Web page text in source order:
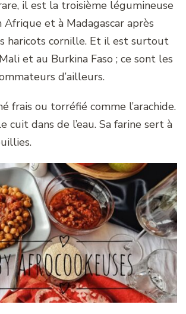
il est la troisième légumineuse
Afrique et à Madagascar après
haricots cornille. Et il est surtout
et au Burkina Faso ; ce sont les
d’ailleurs.
frais ou torréfié comme l’arachide.
cuit dans de l’eau. Sa farine sert à